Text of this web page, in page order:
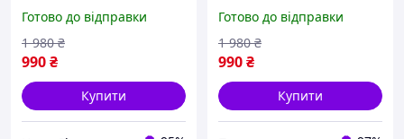
комплект термобілизни
для повсякденного
носіння та холодної
погоди
Готово до відправки
990₴
1 980 ₴
Купити
комплект термобілизни
для повсякденного
носіння та холодної
погоди
Готово до відправки
990₴
1 980 ₴
Купити